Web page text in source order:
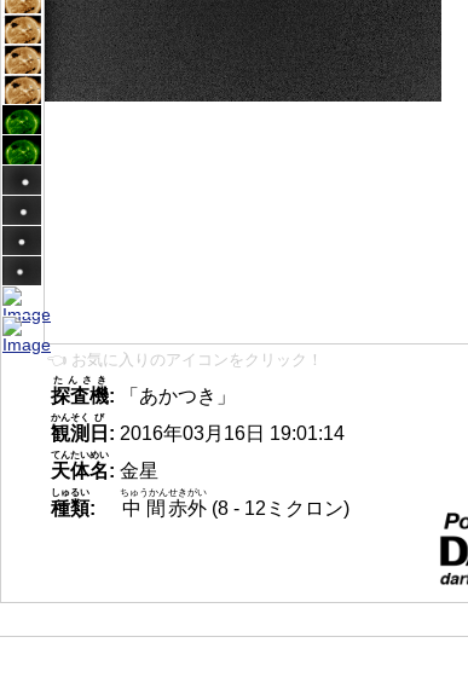
👈 お気に入りのアイコンをクリック！
探査機
たんさき
:
「あかつき」
観測
かんそく
日
び
: 2016年03月16日 19:01:14
天体名
てんたいめい
: 金星
種類
しゅるい
: 中間
ちゅうかん
赤外
せきがい
(8 - 12ミクロン)